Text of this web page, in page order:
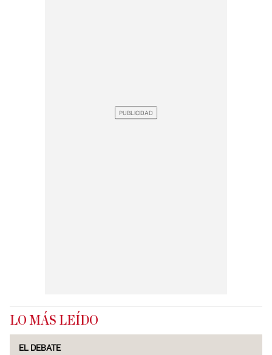
LO MÁS LEÍDO
EL DEBATE